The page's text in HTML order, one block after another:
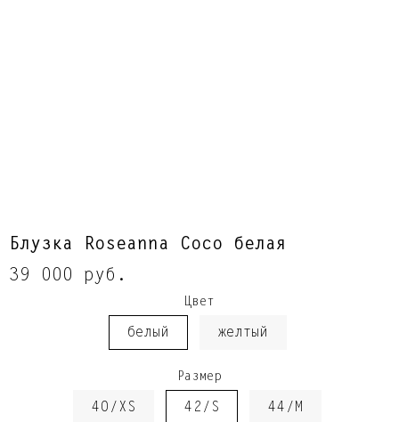
Блузка Roseanna Coco белая
39 000 руб.
Цвет
белый желтый
Размер
40/XS 42/S 44/M